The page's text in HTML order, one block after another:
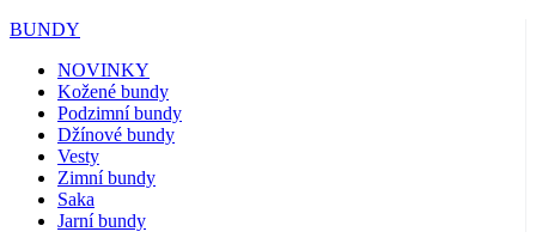
BUNDY
NOVINKY
Kožené bundy
Podzimní bundy
Džínové bundy
Vesty
Zimní bundy
Saka
Jarní bundy